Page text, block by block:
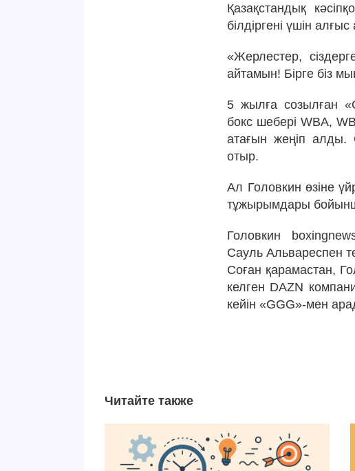
Қазақстандық
білдіргені үшін
«Жерлестер,
айтамын! Бірге біз
5 жылға созылған
бокс шебері WBA,
атағын жеңіп
отыр.
Ал Головкин өзіне
тұжырымдары
Головкин
Сауль Альвареспен
Соған қарамастан,
келген DAZN
кейін «GGG»-мен
Читайте также